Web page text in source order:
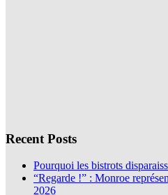
Recent Posts
Pourquoi les bistrots
“Regarde !” : Monroe
2026